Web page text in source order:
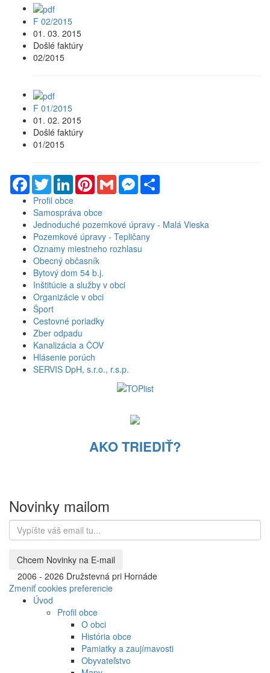
F 02/2015
01. 03. 2015
Došlé faktúry
02/2015
F 01/2015
01. 02. 2015
Došlé faktúry
01/2015
Facebook
TwitterLinkedInPinterestGmail Messenger
Profil obce
Samospráva obce
Jednoduché pozemkové úpravy - Malá Vieska
Pozemkové úpravy - Tepličany
Oznamy miestneho rozhlasu
Obecný občasník
Bytový dom 54 b.j.
Inštitúcie a služby v obci
Organizácie v obci
Šport
Cestovné poriadky
Zber odpadu
Kanalizácia a ČOV
Hlásenie porúch
SERVIS DpH, s.r.o., r.s.p.
AKO TRIEDIŤ?
Novinky mailom
2006 - 2026 Družstevná pri Hornáde
Zmeniť cookies preferencie
Úvod
Profil obce
O obci
História obce
Pamiatky a zaujímavosti
Obyvateľstvo